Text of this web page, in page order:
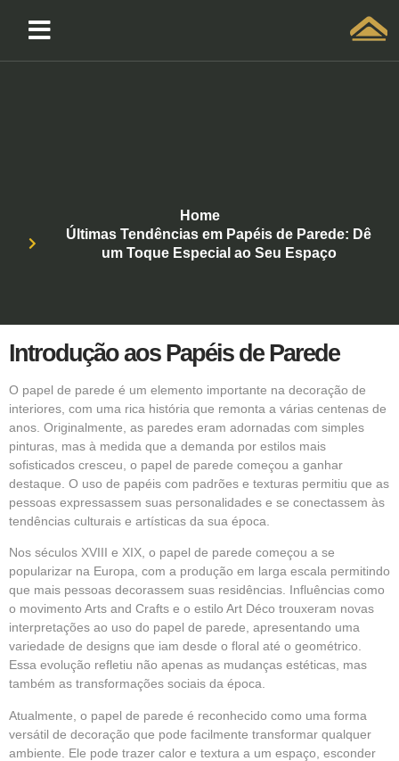
Home
Últimas Tendências em Papéis de Parede: Dê
um Toque Especial ao Seu Espaço
Introdução aos Papéis de Parede
O papel de parede é um elemento importante na decoração de
interiores, com uma rica história que remonta a várias centenas de
anos. Originalmente, as paredes eram adornadas com simples
pinturas, mas à medida que a demanda por estilos mais
sofisticados cresceu, o papel de parede começou a ganhar
destaque. O uso de papéis com padrões e texturas permitiu que as
pessoas expressassem suas personalidades e se conectassem às
tendências culturais e artísticas da sua época.
Nos séculos XVIII e XIX, o papel de parede começou a se
popularizar na Europa, com a produção em larga escala permitindo
que mais pessoas decorassem suas residências. Influências como
o movimento Arts and Crafts e o estilo Art Déco trouxeram novas
interpretações ao uso do papel de parede, apresentando uma
variedade de designs que iam desde o floral até o geométrico.
Essa evolução refletiu não apenas as mudanças estéticas, mas
também as transformações sociais da época.
Atualmente, o papel de parede é reconhecido como uma forma
versátil de decoração que pode facilmente transformar qualquer
ambiente. Ele pode trazer calor e textura a um espaço, esconder